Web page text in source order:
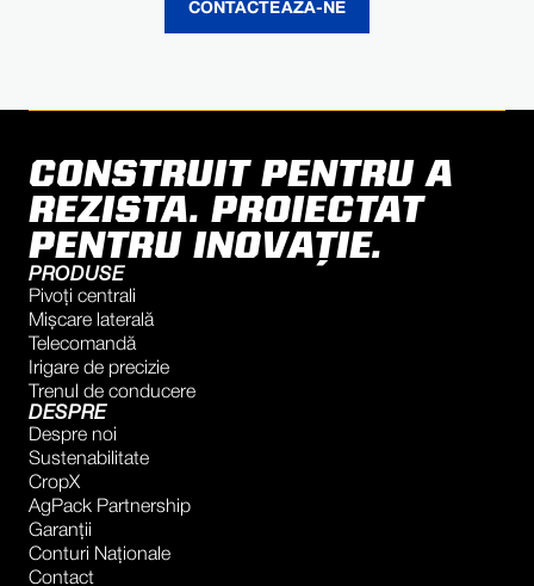
CONTACTEAZA-NE
CONSTRUIT PENTRU A
REZISTA. PROIECTAT
PENTRU INOVAȚIE.
PRODUSE
Pivoți centrali
Mișcare laterală
Telecomandă
Irigare de precizie
Trenul de conducere
DESPRE
Despre noi
Sustenabilitate
CropX
AgPack Partnership
Garanţii
Conturi Naţionale
Contact